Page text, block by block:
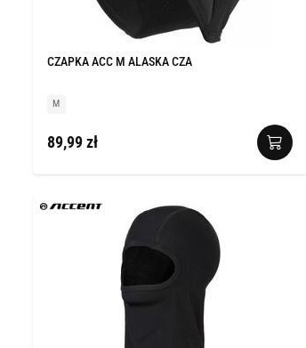
CZAPKA ACC M ALASKA CZA
M
89,99 zł